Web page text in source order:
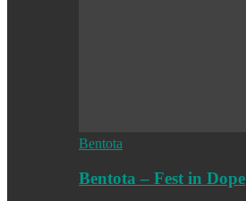
Bentota
Bentota – Fest in Dope